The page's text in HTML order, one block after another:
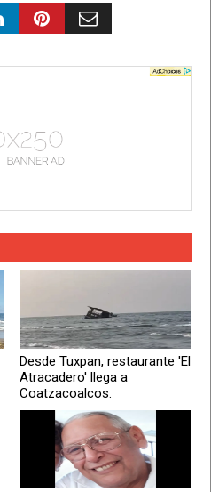
Desde Tuxpan, restaurante 'El
Atracadero' llega a
Coatzacoalcos.